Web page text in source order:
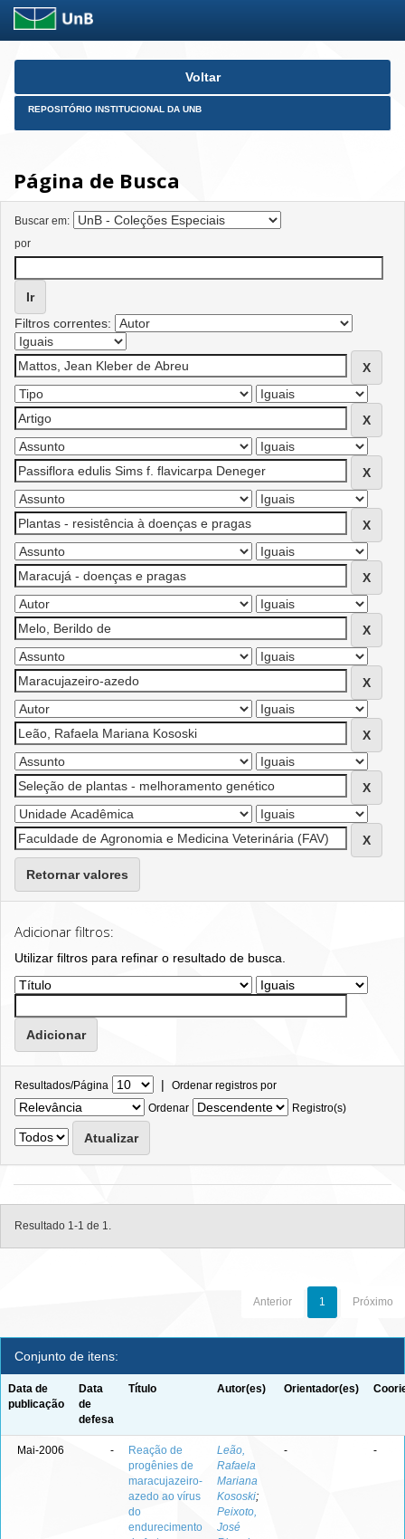
Skip
Voltar
REPOSITÓRIO INSTITUCIONAL DA UNB
Página de Busca
Buscar em:
por
Filtros correntes:
Retornar valores
Adicionar filtros:
Utilizar filtros para refinar o resultado de busca.
Resultados/Página | Ordenar registros por
Ordenar
Registro(s)
Resultado 1-1 de 1.
Anterior 1 Próximo
Conjunto de itens:
Data de
publicação
Data
de
defesa
Título Autor(es) Orientador(es)
Mai-2006 -
Reação de
progênies de
maracujazeiro-
azedo ao vírus
do
endurecimento
Leão,
Rafaela
Mariana
Kososki;
Peixoto,
José
- -